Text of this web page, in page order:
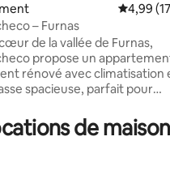
sur la base de 108
4,99
– Furnas
de la vallée de Furnas,
propose un
rénové avec climatisation
spacieuse, parfait pour
et de nature. Son
privilégié offre un accès
de